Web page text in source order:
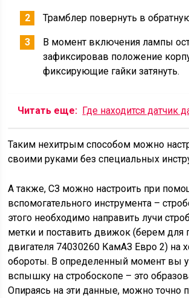
Трамблер повернуть в
В момент включения лампы
зафиксировав положение
фиксирующие гайки затянуть.
Читать еще: Где находится датчик
Таким нехитрым способом можно
своими руками без специальных
А также, СЗ можно настроить при
вспомогательного инструмента –
этого необходимо направить лучи
метки и поставить движок (берем для
двигателя 74030260 КамАЗ Евро 2) на
обороты. В определенный момент вы
вспышку на стробоскопе – это
Опираясь на эти данные, можно точно